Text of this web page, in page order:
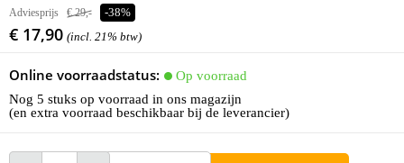
Adviesprijs € 29,- -38%
€ 17,90 (incl. 21% btw)
Online voorraadstatus:
Op voorraad
Nog 5 stuks op voorraad in ons magazijn
(en extra voorraad beschikbaar bij de leverancier)